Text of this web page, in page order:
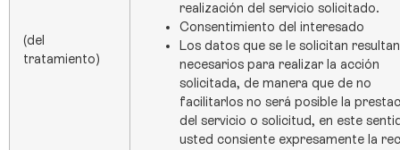
(del
tratamiento)
realización del servicio solicitado.
Consentimiento del interesado
Los datos que se le solicitan resultan
necesarios para realizar la acción
solicitada, de manera que de no
facilitarlos no será posible la
del servicio o solicitud, en este
usted consiente expresamente la